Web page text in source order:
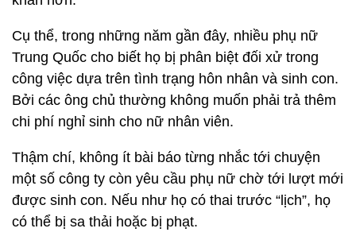
Cụ thể, trong những năm gần đây, nhiều phụ nữ
Trung Quốc cho biết họ bị phân biệt đối xử trong
công việc dựa trên tình trạng hôn nhân và sinh con.
Bởi các ông chủ thường không muốn phải trả thêm
chi phí nghỉ sinh cho nữ nhân viên.
Thậm chí, không ít bài báo từng nhắc tới chuyện
một số công ty còn yêu cầu phụ nữ chờ tới lượt mới
được sinh con. Nếu như họ có thai trước “lịch”, họ
có thể bị sa thải hoặc bị phạt.